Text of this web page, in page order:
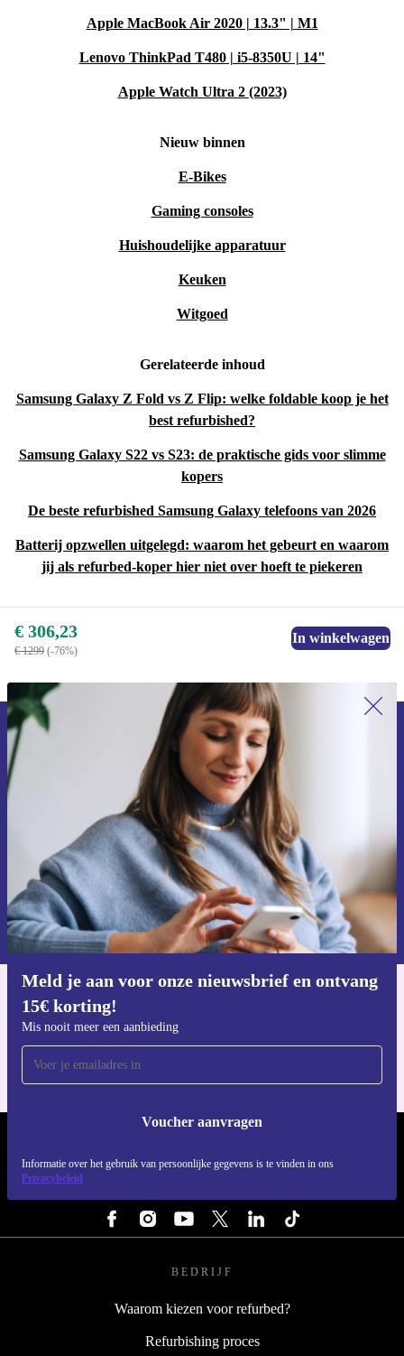
Apple MacBook Air 2020 | 13.3" | M1
Lenovo ThinkPad T480 | i5-8350U | 14"
Apple Watch Ultra 2 (2023)
Nieuw binnen
E-Bikes
Gaming consoles
Huishoudelijke apparatuur
Keuken
Witgoed
Gerelateerde inhoud
Samsung Galaxy Z Fold vs Z Flip: welke foldable koop je het
best refurbished?
Samsung Galaxy S22 vs S23: de praktische gids voor slimme
kopers
De beste refurbished Samsung Galaxy telefoons van 2026
Batterij opzwellen uitgelegd: waarom het gebeurt en waarom
jij als refurbed-koper hier niet over hoeft te piekeren
€ 306,23
€ 1299 (-76%)
In winkelwagen
Meld je aan voor onze nieuwsbrief en ontvang
15€ korting!
Mis nooit meer een aanbieding
Voucher aanvragen
Informatie over het gebruik van persoonlijke gegevens is te vinden in ons
Privacybeleid
Meld je aan voor onze nieuwsbrief en
ontvang €15 korting!
Mis nooit meer een aanbieding.
Voucher aanvragen
Informatie over het gebruik van persoonsgegevens vind je in ons
privacybeleid.
Voor iOS en Android
BEDRIJF
Waarom kiezen voor refurbed?
Refurbishing proces